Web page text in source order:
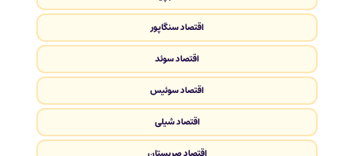
اقتصاد سنگاپور
اقتصاد سوئد
اقتصاد سوئیس
اقتصاد شیلی